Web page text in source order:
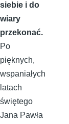
siebie i do
wiary
przekonać.
Po
pięknych,
wspaniałych
latach
świętego
Jana Pawła